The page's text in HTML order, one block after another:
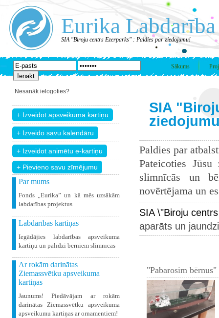
Eurika Labdarība
SIA "Biroju centrs Ezerparks" : Paldies par ziedojumu!
Sākums
Nesanāk ielogoties?
+ Pievieno savu zīmējumu
Par mums
Fonds „Eurika” un kā mēs uzsākām
labdarības projektus
Labdarības kartiņas
Iegādājies labdarības apsveikuma
kartiņu un palīdzi bērniem slimnīcās
Ar rokām darinātas
Ziemassvētku apsveikuma
kartiņas
Jaunums! Piedāvājam ar rokām
darinātas Ziemassvētku apsveikuma
apsveikumu kartiņas ar ornamentiem!
SIA
Paldies par
Pateicoties
slimnīcās un
novērtējama un
SIA \"Biroju
aparāts un
"Pabarosim